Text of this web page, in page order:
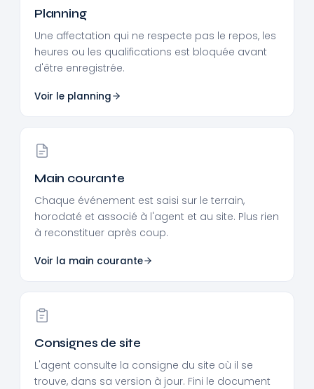
Planning
Une affectation qui ne respecte pas le repos, les
heures ou les qualifications est bloquée avant
d'être enregistrée.
Voir le planning
Main courante
Chaque événement est saisi sur le terrain,
horodaté et associé à l'agent et au site. Plus rien
à reconstituer après coup.
Voir la main courante
Consignes de site
L'agent consulte la consigne du site où il se
trouve, dans sa version à jour. Fini le document